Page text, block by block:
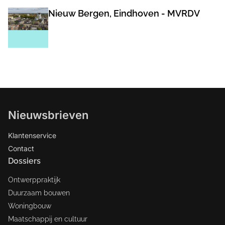
Nieuw Bergen, Eindhoven - MVRDV
Nieuwsbrieven
Klantenservice
Contact
Dossiers
Ontwerppraktijk
Duurzaam bouwen
Woningbouw
Maatschappij en cultuur